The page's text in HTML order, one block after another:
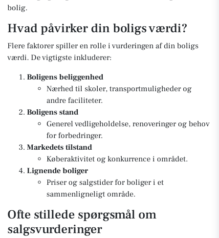
bolig.
Hvad påvirker din boligs værdi?
Flere faktorer spiller en rolle i vurderingen af din boligs
værdi. De vigtigste inkluderer:
Boligens beliggenhed
Nærhed til skoler, transportmuligheder og
andre faciliteter.
Boligens stand
Generel vedligeholdelse, renoveringer og behov
for forbedringer.
Markedets tilstand
Køberaktivitet og konkurrence i området.
Lignende boliger
Priser og salgstider for boliger i et
sammenligneligt område.
Ofte stillede spørgsmål om
salgsvurderinger